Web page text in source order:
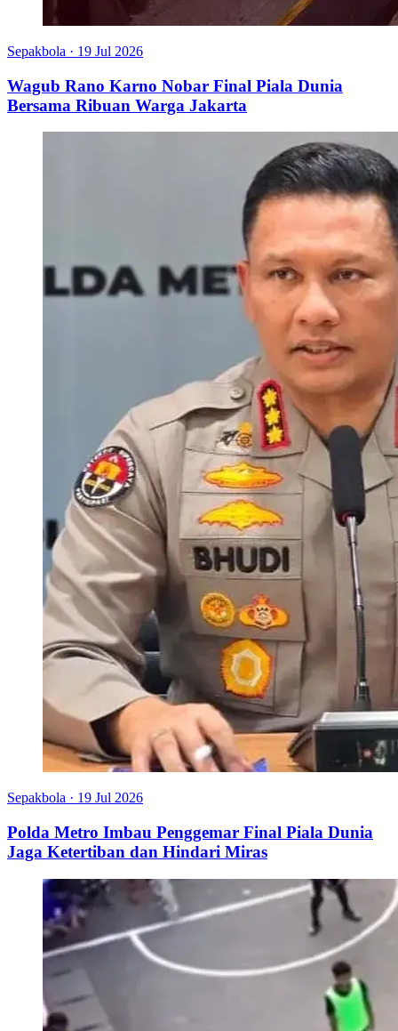
Sepakbola · 19 Jul 2026
Wagub Rano Karno Nobar Final Piala Dunia
Bersama Ribuan Warga Jakarta
Sepakbola · 19 Jul 2026
Polda Metro Imbau Penggemar Final Piala Dunia
Jaga Ketertiban dan Hindari Miras